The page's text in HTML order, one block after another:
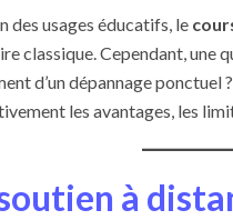
des usages éducatifs, le
classique. Cependant, une
d’un dépannage ponctuel ?
les avantages, les
à